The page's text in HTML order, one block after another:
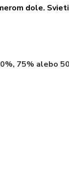
dole.
75% alebo